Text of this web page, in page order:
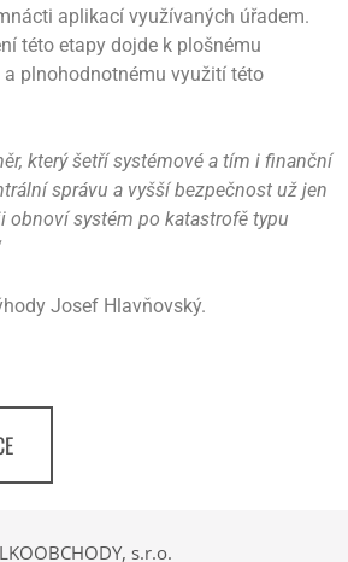
aplikací využívaných úřadem.
této etapy dojde k plošnému
plnohodnotnému využití této
který šetří systémové a tím i finanční
správu a vyšší bezpečnost už jen
obnoví systém po katastrofě typu
Josef Hlavňovský.
s.r.o.